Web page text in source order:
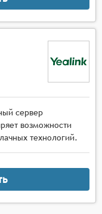
сервер
возможности
технологий.